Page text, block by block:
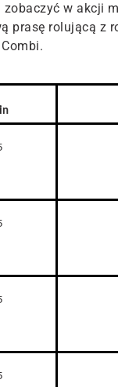
w akcji
prasę rolującą z